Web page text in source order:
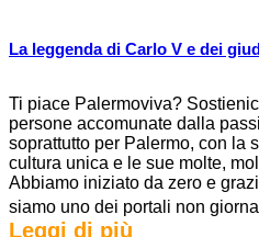
La leggenda di Carlo V e dei
Ti piace Palermoviva?
persone accomunate dalla
soprattutto per Palermo, con la
cultura unica e le sue molte,
Abbiamo iniziato da zero e
siamo uno dei portali non
Leggi di più